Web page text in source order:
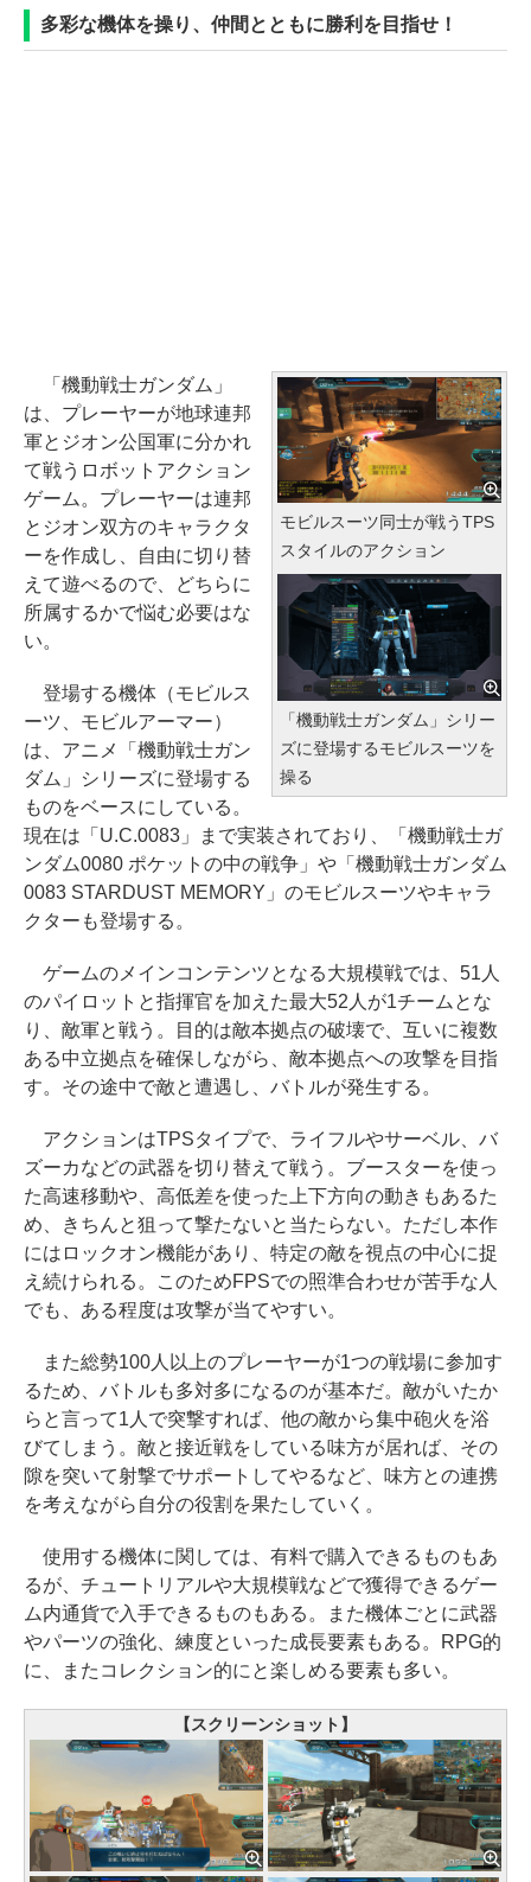
多彩な機体を操り、仲間とともに勝利を目指せ！
モビルスーツ同士が戦うTPS
スタイルのアクション
「機動戦士ガンダム」シリー
ズに登場するモビルスーツを
操る
「機動戦士ガンダム」
は、プレーヤーが地球連邦
軍とジオン公国軍に分かれ
て戦うロボットアクション
ゲーム。プレーヤーは連邦
とジオン双方のキャラクタ
ーを作成し、自由に切り替
えて遊べるので、どちらに
所属するかで悩む必要はな
い。
登場する機体（モビルス
ーツ、モビルアーマー）
は、アニメ「機動戦士ガン
ダム」シリーズに登場する
ものをベースにしている。
現在は「U.C.0083」まで実装されており、「機動戦士ガ
ンダム0080 ポケットの中の戦争」や「機動戦士ガンダム
0083 STARDUST MEMORY」のモビルスーツやキャラ
クターも登場する。
ゲームのメインコンテンツとなる大規模戦では、51人
のパイロットと指揮官を加えた最大52人が1チームとな
り、敵軍と戦う。目的は敵本拠点の破壊で、互いに複数
ある中立拠点を確保しながら、敵本拠点への攻撃を目指
す。その途中で敵と遭遇し、バトルが発生する。
アクションはTPSタイプで、ライフルやサーベル、バ
ズーカなどの武器を切り替えて戦う。ブースターを使っ
た高速移動や、高低差を使った上下方向の動きもあるた
め、きちんと狙って撃たないと当たらない。ただし本作
にはロックオン機能があり、特定の敵を視点の中心に捉
え続けられる。このためFPSでの照準合わせが苦手な人
でも、ある程度は攻撃が当てやすい。
また総勢100人以上のプレーヤーが1つの戦場に参加す
るため、バトルも多対多になるのが基本だ。敵がいたか
らと言って1人で突撃すれば、他の敵から集中砲火を浴
びてしまう。敵と接近戦をしている味方が居れば、その
隙を突いて射撃でサポートしてやるなど、味方との連携
を考えながら自分の役割を果たしていく。
使用する機体に関しては、有料で購入できるものもあ
るが、チュートリアルや大規模戦などで獲得できるゲー
ム内通貨で入手できるものもある。また機体ごとに武器
やパーツの強化、練度といった成長要素もある。RPG的
に、またコレクション的にと楽しめる要素も多い。
【スクリーンショット】